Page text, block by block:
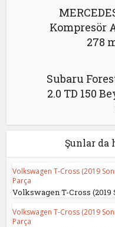
Kompresör
278
Subaru
2.0 TD 150
Şunlar da
Volkswagen T-Cross (2019
Parça
Volkswagen T-Cross
Volkswagen T-Cross (2019
Parça